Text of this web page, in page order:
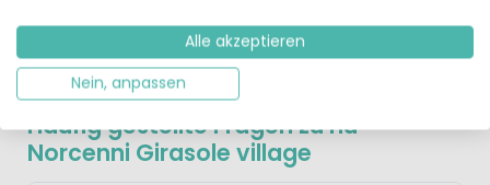
Häufig gestellte Fragen zu hu
Norcenni Girasole village
Alle akzeptieren
Nein, anpassen